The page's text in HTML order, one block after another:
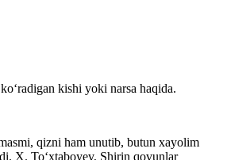
kishi yoki narsa haqida.
qizni ham unutib, butun xayolim
X. Toʻxtaboyev, Shirin qovunlar